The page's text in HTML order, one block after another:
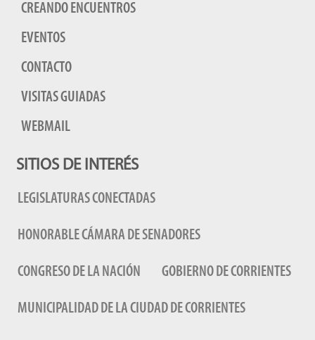
CREANDO ENCUENTROS
EVENTOS
CONTACTO
VISITAS GUIADAS
WEBMAIL
SITIOS DE INTERÉS
LEGISLATURAS CONECTADAS
HONORABLE CÁMARA DE SENADORES
CONGRESO DE LA NACIÓN GOBIERNO DE CORRIENTES
MUNICIPALIDAD DE LA CIUDAD DE CORRIENTES